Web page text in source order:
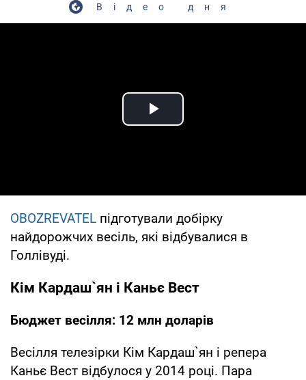
Відео дня
Play Video
OBOZREVATEL підготували добірку
найдорожчих весіль, які відбувалися в
Голлівуді.
Кім Кардаш`ян і Каньє Вест
Бюджет весілля: 12 млн доларів
Весілля телезірки Кім Кардаш`ян і репера
Каньє Вест відбулося у 2014 році. Пара